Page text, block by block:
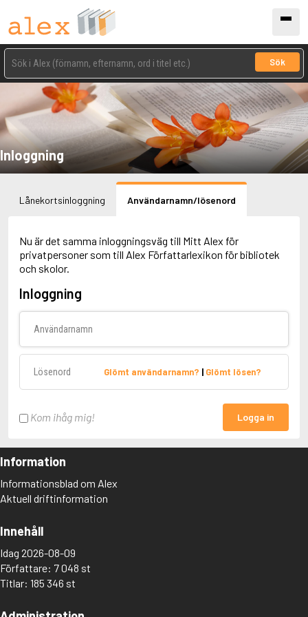
Sök
Inloggning
Lånekortsinloggning Användarnamn/lösenord
Nu är det samma inloggningsväg till Mitt Alex för
privatpersoner som till Alex Författarlexikon för bibliotek
och skolor.
Inloggning
Glömt användarnamn? | Glömt lösen?
Kom ihåg mig! Logga in
Information
Informationsblad om Alex
Aktuell driftinformation
Innehåll
Idag 2026-08-09
Författare: 7 048 st
Titlar: 185 346 st